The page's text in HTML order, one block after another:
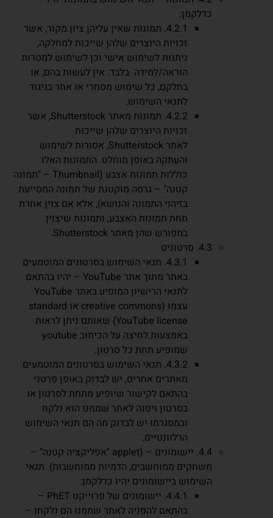
כדלקמן:
4.2.1. תמונות שאין עליהן ציון מקור, אשר
זכויות היוצרים שלהן שייכות למחלקה,
ניתנות לשימוש אישי וכן לשימוש למטרות
הוראה/למידה בלבד. אין לעשות בהם, או
בחלקם, כל שימוש מסחרי או אחר בניגוד
לתנאי השימוש.
4.2.2. תמונות מאתר Shutterstock, אשר
זכויות היוצרים שלהן שייכות
לאתר Shutterstock, אסורות לשימוש
והעתקה באופן מוחלט. התמונות האלו
כוללות תמונות אצבע (Thumbnail – "תמונה
קטנה" – גרסה מוקטנת של תמונה המסייעת
בזיהוי התמונה והנושא), אלא אם צוין אחרת
תחת תמונות האצבע, ותמונות שיצוין
במפורש שהן מאתר Shutterstock.
4.3. סרטונים
4.3.1. תנאי השימוש בסרטונים המוטמעים
באתר מתוך אתר YouTube – יהיו בהתאם
לתנאי הרישיון המופיע באתר YouTube
עצמו (creative commons או standard
YouTube license) שאותם ניתן לראות
באמצעות לחיצה על הכיתוב youtube
שמופיע תחת כל סרטון.
4.3.2. תנאי השימוש בסרטונים המוטמעים
מאתרים אחרים, יש לבדוק באופן פרטני
בהתאם לקישור שיופיע מתחת לסרטון או
בסרטון ויפנה לאתר שממנו הוא נלקח
ובמסגרתו יש לבדוק מה הם תנאי השימוש
הרלוונטיים.
4.4. יישומונים – (applet "אפליקציה קטנה" –
משחקים ממוחשבים, הדמיות ממוחשבות). תנאי
השימוש ביישומונים יהיו כדלקמן:
4.4.1. יישומונים של פרוייקט PhET –
בהתאם להפניה לאתר שממנו הם נלקחו –